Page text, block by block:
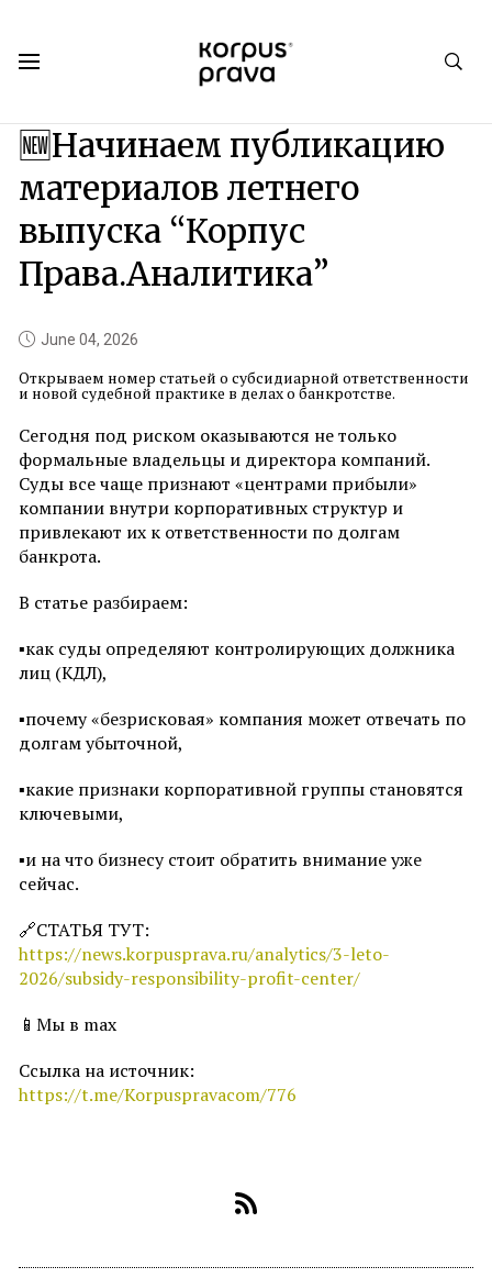
🆕Начинаем публикацию
материалов летнего
выпуска “Корпус
Права.Аналитика”
June 04, 2026
Открываем номер статьей о субсидиарной ответственности
и новой судебной практике в делах о банкротстве.
Сегодня под риском оказываются не только
формальные владельцы и директора компаний.
Суды все чаще признают «центрами прибыли»
компании внутри корпоративных структур и
привлекают их к ответственности по долгам
банкрота.
В статье разбираем:
▪как суды определяют контролирующих должника
лиц (КДЛ),
▪почему «безрисковая» компания может отвечать по
долгам убыточной,
▪какие признаки корпоративной группы становятся
ключевыми,
▪и на что бизнесу стоит обратить внимание уже
сейчас.
🔗СТАТЬЯ ТУТ:
https://news.korpusprava.ru/analytics/3-leto-
2026/subsidy-responsibility-profit-center/
📱Мы в max
Ссылка на источник:
https://t.me/Korpuspravacom/776